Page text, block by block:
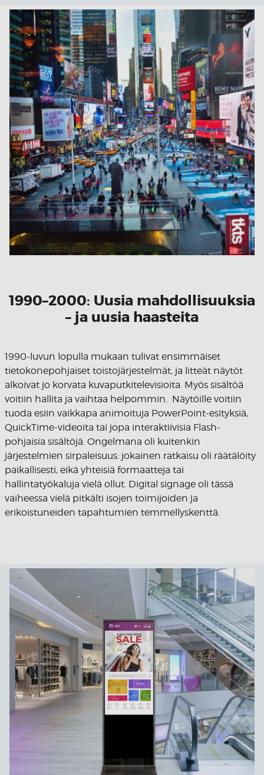
1990–2000: Uusia mahdollisuuksia
– ja uusia haasteita
1990-luvun lopulla mukaan tulivat ensimmäiset
tietokonepohjaiset toistojärjestelmät, ja litteät näytöt
alkoivat jo korvata kuvaputkitelevisioita. Myös sisältöä
voitiin hallita ja vaihtaa helpommin. Näytöille voitiin
tuoda esiin vaikkapa animoituja PowerPoint-esityksiä,
QuickTime-videoita tai jopa interaktiivisia Flash-
pohjaisia sisältöjä. Ongelmana oli kuitenkin
järjestelmien sirpaleisuus: jokainen ratkaisu oli räätälöity
paikallisesti, eikä yhteisiä formaatteja tai
hallintatyökaluja vielä ollut. Digital signage oli tässä
vaiheessa vielä pitkälti isojen toimijoiden ja
erikoistuneiden tapahtumien temmellyskenttä.